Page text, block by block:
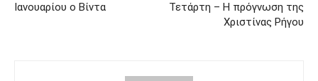
Ιανουαρίου ο Βίντα
Τετάρτη – Η πρόγνωση της
Χριστίνας Ρήγου